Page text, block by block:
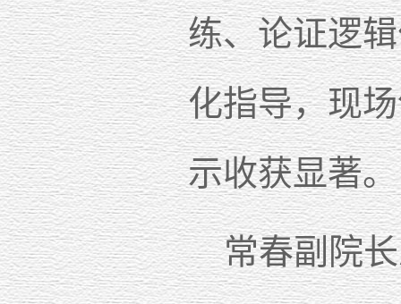
练、论证逻
化指导，现
示收获显著。
常春副院